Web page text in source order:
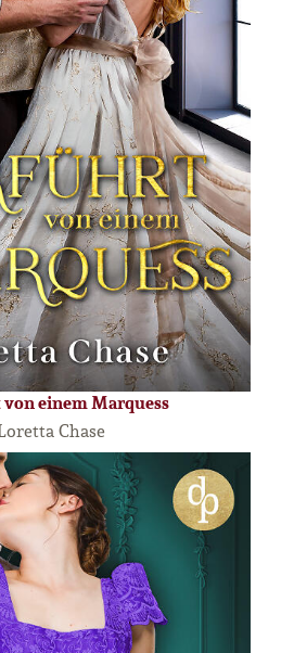
einem Marquess
Chase